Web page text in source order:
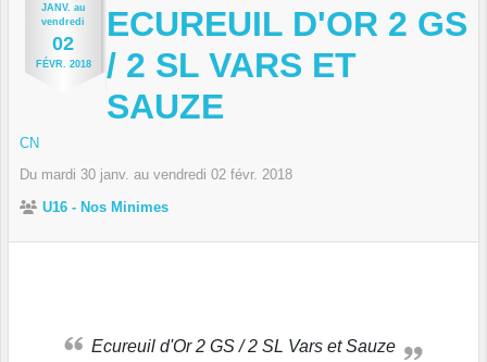
JANV. au
vendredi
02
FÉVR. 2018
ECUREUIL D'OR 2 GS
/ 2 SL VARS ET
SAUZE
CN
Du mardi 30 janv. au vendredi 02 févr. 2018
U16 - Nos Minimes
Ecureuil d'Or 2 GS / 2 SL Vars et Sauze